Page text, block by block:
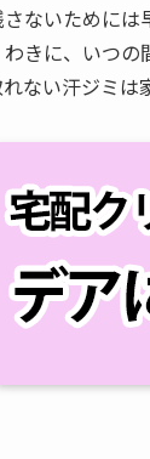
ないために
きに、いつの
ない汗ジミは